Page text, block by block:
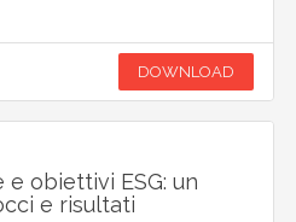
DOWNLOAD
obiettivi ESG: un
e risultati